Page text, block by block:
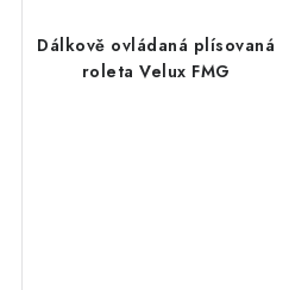
Dálkově ovládaná plísovaná
roleta Velux FMG